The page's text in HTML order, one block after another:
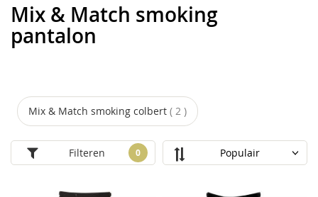
Mix & Match smoking
pantalon
Mix & Match smoking colbert 2
Filteren